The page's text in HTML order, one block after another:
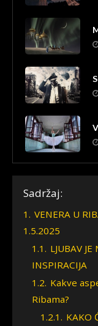
Sadržaj:
1. VENERA U
1.5.2025
1.1. LJUBAV JE
INSPIRACIJA
1.2. Kakve
Ribama?
1.2.1. KAKO